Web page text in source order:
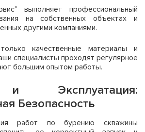
выполняет профессиональный
на собственных объектах и
другими компаниями.
качественные материалы и
специалисты проходят регулярное
большим опытом работы.
Эксплуатация:
Безопасность
работ по бурению скважины